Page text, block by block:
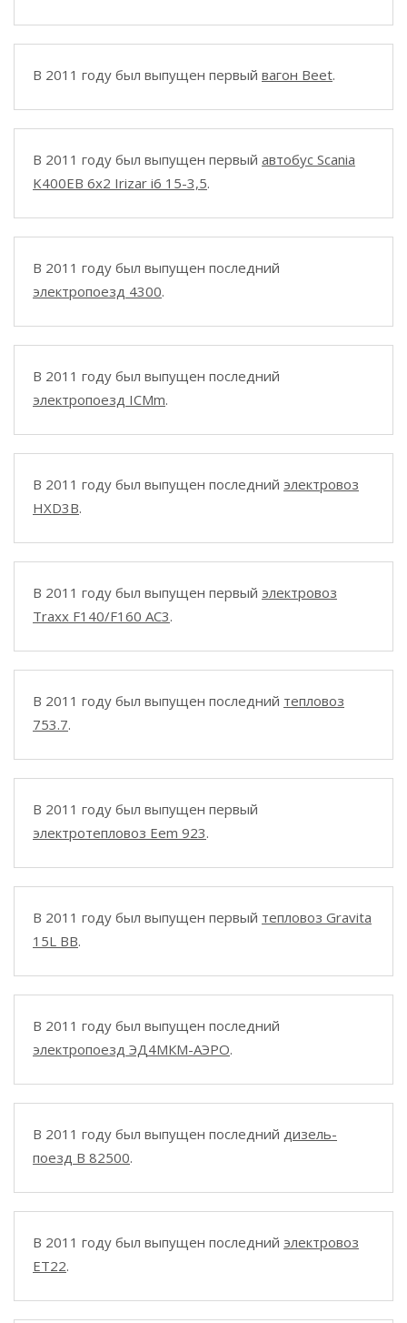
В 2011 году был выпущен первый вагон Beet.
В 2011 году был выпущен первый автобус Scania
K400EB 6x2 Irizar i6 15-3,5.
В 2011 году был выпущен последний
электропоезд 4300.
В 2011 году был выпущен последний
электропоезд ICMm.
В 2011 году был выпущен последний электровоз
HXD3B.
В 2011 году был выпущен первый электровоз
Traxx F140/F160 AC3.
В 2011 году был выпущен последний тепловоз
753.7.
В 2011 году был выпущен первый
электротепловоз Eem 923.
В 2011 году был выпущен первый тепловоз Gravita
15L BB.
В 2011 году был выпущен последний
электропоезд ЭД4МКМ-АЭРО.
В 2011 году был выпущен последний дизель-
поезд B 82500.
В 2011 году был выпущен последний электровоз
ET22.